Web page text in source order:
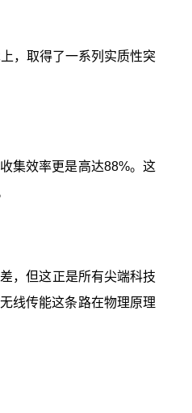
，取得了一系列实质性突
集效率更是高达88%。这
，但这正是所有尖端科技
线传能这条路在物理原理